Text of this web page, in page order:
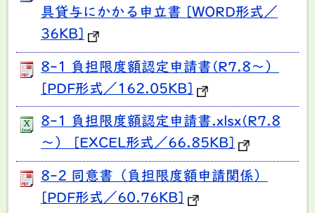
具貸与にかかる申立書 [WORD形式／
36KB]
8-1 負担限度額認定申請書(R7.8～）
[PDF形式／162.05KB]
8-1 負担限度額認定申請書.xlsx(R7.8
～） [EXCEL形式／66.85KB]
8-2 同意書（負担限度額申請関係）
[PDF形式／60.76KB]